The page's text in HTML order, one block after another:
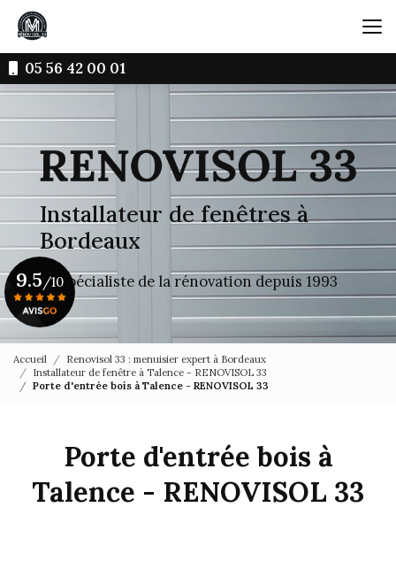
Aller
contenu
principal05 56 42 00 01
Installateur de fenêtres à
Bordeaux
Le spécialiste de la rénovation depuis 1993
9.5 /10
Accueil
Renovisol 33 : menuisier expert à Bordeaux
Installateur de fenêtre à Talence - RENOVISOL 33
Porte d'entrée bois à Talence - RENOVISOL 33
Porte d'entrée bois à
Talence - RENOVISOL 33